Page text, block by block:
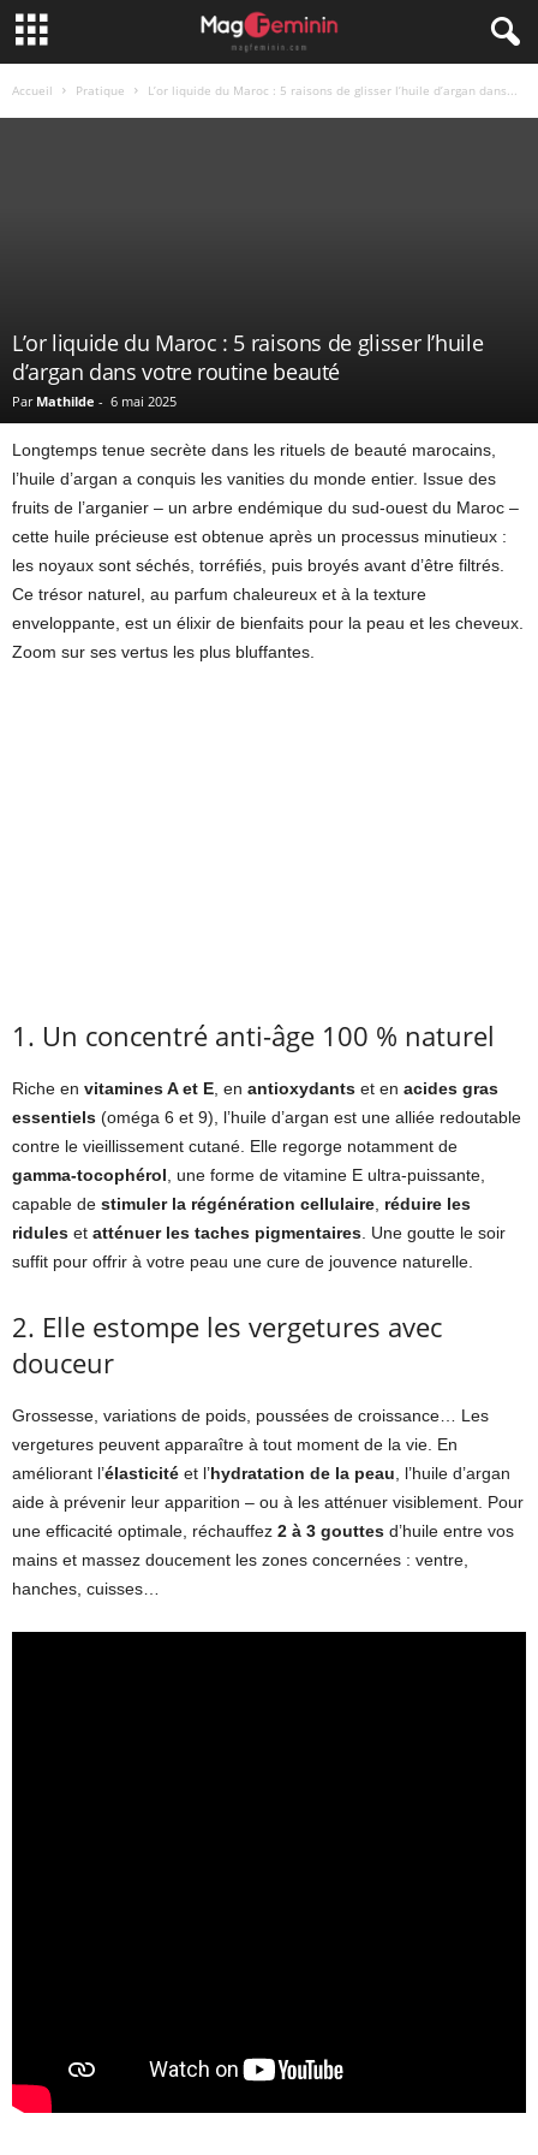
Accueil Pratique L’or liquide du Maroc : 5 raisons de glisser l’huile d’argan dans...
L’or liquide du Maroc : 5 raisons de glisser l’huile
d’argan dans votre routine beauté
Par Mathilde - 6 mai 2025
Longtemps tenue secrète dans les rituels de beauté marocains,
l’huile d’argan a conquis les vanities du monde entier. Issue des
fruits de l’arganier – un arbre endémique du sud-ouest du Maroc –
cette huile précieuse est obtenue après un processus minutieux :
les noyaux sont séchés, torréfiés, puis broyés avant d’être filtrés.
Ce trésor naturel, au parfum chaleureux et à la texture
enveloppante, est un élixir de bienfaits pour la peau et les cheveux.
Zoom sur ses vertus les plus bluffantes.
1. Un concentré anti-âge 100 % naturel
Riche en vitamines A et E, en antioxydants et en acides gras
essentiels (oméga 6 et 9), l’huile d’argan est une alliée redoutable
contre le vieillissement cutané. Elle regorge notamment de
gamma-tocophérol, une forme de vitamine E ultra-puissante,
capable de stimuler la régénération cellulaire, réduire les
ridules et atténuer les taches pigmentaires. Une goutte le soir
suffit pour offrir à votre peau une cure de jouvence naturelle.
2. Elle estompe les vergetures avec
douceur
Grossesse, variations de poids, poussées de croissance… Les
vergetures peuvent apparaître à tout moment de la vie. En
améliorant l’élasticité et l’hydratation de la peau, l’huile d’argan
aide à prévenir leur apparition – ou à les atténuer visiblement. Pour
une efficacité optimale, réchauffez 2 à 3 gouttes d’huile entre vos
mains et massez doucement les zones concernées : ventre,
hanches, cuisses…